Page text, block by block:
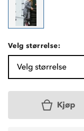
Velg størrelse:
Velg størrelse
Kjøp